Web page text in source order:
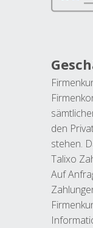
den
stehen.
Talixo
Auf